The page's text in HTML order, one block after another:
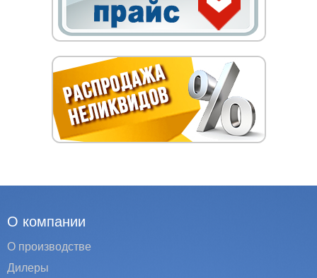
О компании
О производстве
Дилеры